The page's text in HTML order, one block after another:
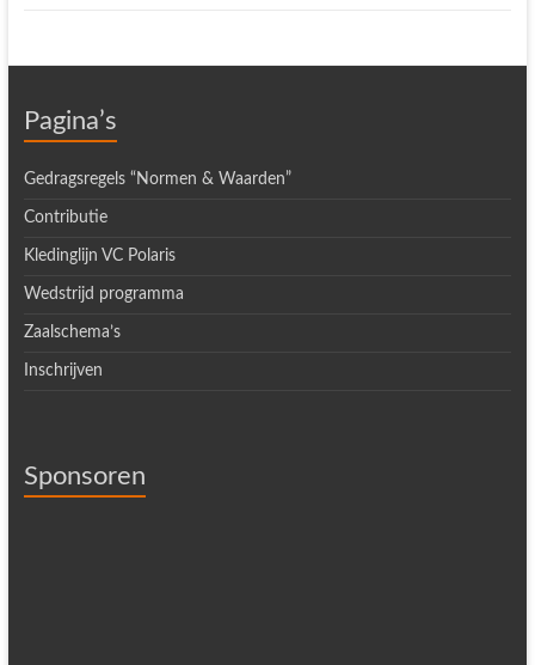
Pagina’s
Gedragsregels “Normen & Waarden”
Contributie
Kledinglijn VC Polaris
Wedstrijd programma
Zaalschema’s
Inschrijven
Sponsoren